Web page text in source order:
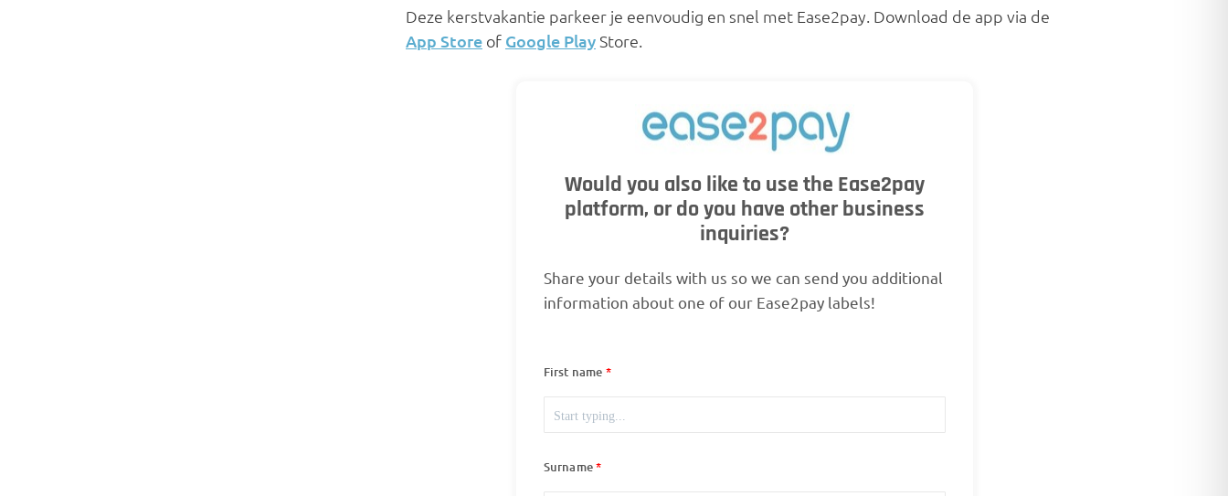
Deze kerstvakantie parkeer je eenvoudig en snel met Ease2pay. Download de app via de
App Store of Google Play Store.
Would you also like to use the Ease2pay
platform, or do you have other business
inquiries?
Share your details with us so we can send you additional
information about one of our Ease2pay labels!
First name
Surname